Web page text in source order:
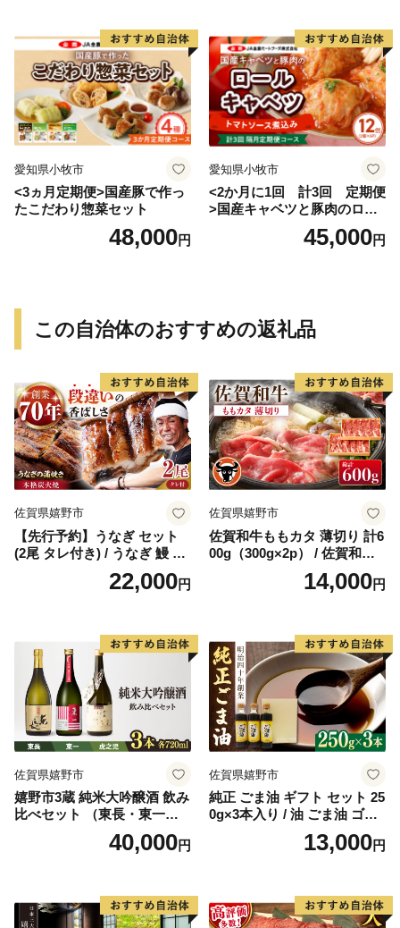
愛知県小牧市
<3ヵ月定期便>国産豚で作っ
たこだわり惣菜セット
48,000円
愛知県小牧市
<2か月に1回 計3回 定期便
>国産キャベツと豚肉のロー
ルキャベツ（6P入り）
45,000円
この自治体のおすすめの返礼品
佐賀県嬉野市
【先行予約】うなぎ セット
(2尾 タレ付き) / うなぎ 鰻 ウ
ナギ 炭火 炭火焼き 蒲焼 蒲焼
き【森うなぎ屋】 [NAK004]
22,000円
佐賀県嬉野市
佐賀和牛ももカタ 薄切り 計6
00g（300g×2p） / 佐賀和牛
佐賀県産黒毛和牛 牛肉【一
ノ瀬畜産】 [NAC029]14,000円
佐賀県嬉野市
嬉野市3蔵 純米大吟醸酒 飲み
比べセット （東長・東一・
虎之児） 720ml 3本 【嬉野酒
40,000円
佐賀県嬉野市
純正 ごま油 ギフト セット 25
0g×3本入り / 油 ごま油 ゴマ
油 胡麻 【山下製油】 [NBE0
13,000円